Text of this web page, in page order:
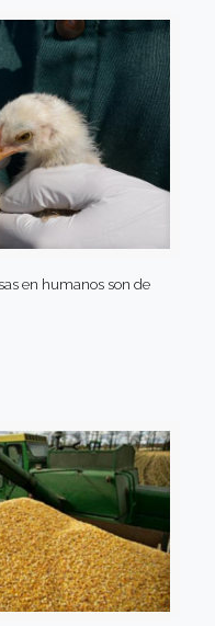
en humanos son de